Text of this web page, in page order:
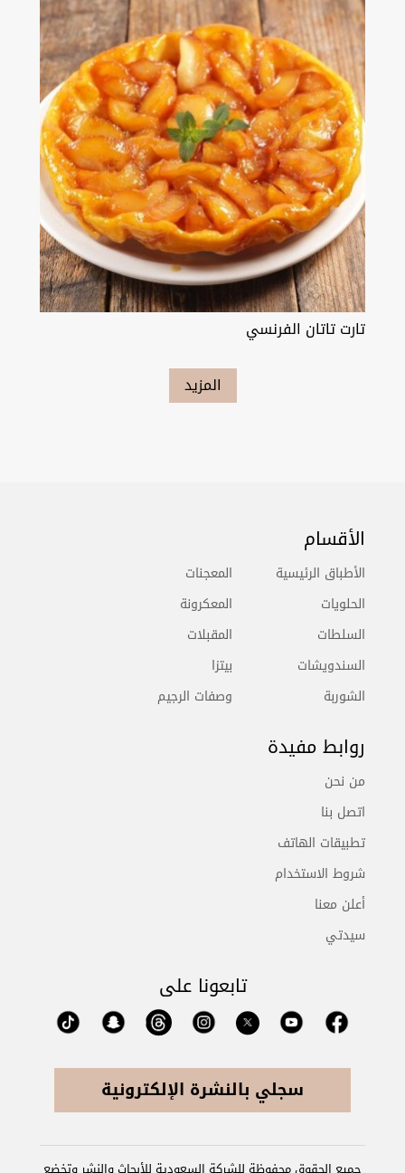
تارت تاتان الفرنسي
المزيد
الأقسام
الأطباق الرئيسية
الحلويات
السلطات
السندويشات
الشوربة
المعجنات
المعكرونة
المقبلات
بيتزا
وصفات الرجيم
روابط مفيدة
من نحن
اتصل بنا
تطبيقات الهاتف
شروط الاستخدام
أعلن معنا
سيدتي
تابعونا على
سجلي بالنشرة الإلكترونية